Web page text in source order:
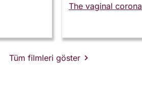
The vaginal corona
Tüm filmleri göster